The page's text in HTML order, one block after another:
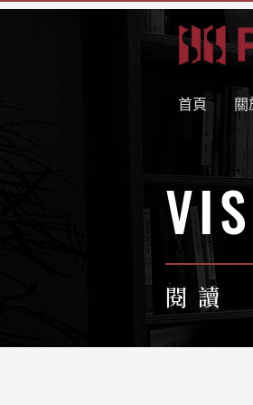
首頁 關
閱 讀